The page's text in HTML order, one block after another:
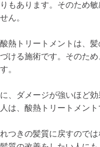
もあります。そのため
ん。
熱トリートメントは、
ける施術です。そのた
。
、ダメージが強いほど
は、酸熱トリートメン
つきの髪質に戻すので